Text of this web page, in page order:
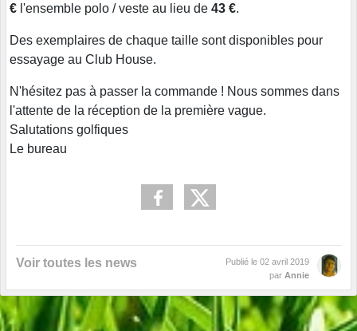
€ l'ensemble polo / veste au lieu de 43 €.
Des exemplaires de chaque taille sont disponibles pour
essayage au Club House.
N'hésitez pas à passer la commande ! Nous sommes dans
l'attente de la réception de la première vague.
Salutations golfiques
Le bureau
Voir toutes les news Publié le 02 avril 2019
par Annie